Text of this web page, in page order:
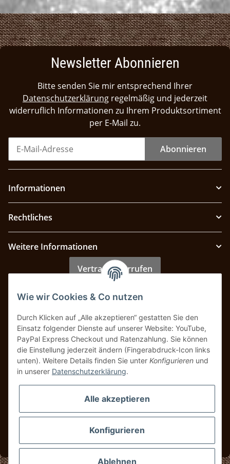
Newsletter Abonnieren
Bitte senden Sie mir entsprechend Ihrer
Datenschutzerklärung regelmäßig und jederzeit
widerruflich Informationen zu Ihrem Produktsortiment
per E-Mail zu.
Abonnieren
Informationen
Rechtliches
Weitere Informationen
Vertrag widerrufen
Zahlung & Versand
* Alle Preise inkl. gesetzlicher USt., zzgl.Versand
Wie wir Cookies & Co nutzen
Durch Klicken auf „Alle akzeptieren“ gestatten Sie den
Einsatz folgender Dienste auf unserer Website: YouTube,
PayPal Express Checkout und Ratenzahlung. Sie können
die Einstellung jederzeit ändern (Fingerabdruck-Icon links
unten). Weitere Details finden Sie unter Konfigurieren und
in unserer Datenschutzerklärung.
Alle akzeptieren
Konfigurieren
Ablehnen